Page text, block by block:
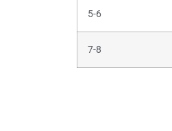
5-6
7-8